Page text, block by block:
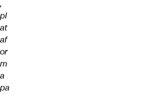
,
pl
at
af
or
m
a
pa